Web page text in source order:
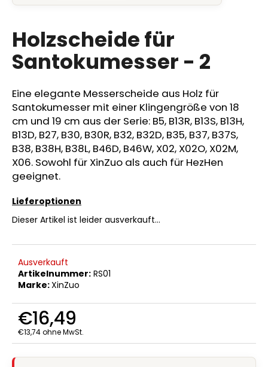
durchschnittliche
ist
0,0
von
5
Holzscheide für
Santokumesser - 2
Eine elegante Messerscheide aus Holz für
Santokumesser mit einer Klingengröße von 18
cm und 19 cm aus der Serie: B5, B13R, B13S, B13H,
B13D, B27, B30, B30R, B32, B32D, B35, B37, B37S,
B38, B38H, B38L, B46D, B46W, X02, X02O, X02M,
X06. Sowohl für XinZuo als auch für HezHen
geeignet.
Lieferoptionen
Dieser Artikel ist leider ausverkauft…
Ausverkauft
Artikelnummer: RS01
Marke:XinZuo
€16,49
€13,74 ohne MwSt.
Verkaufspreis:
SUCHEN
W
i
r
e
m
p
f
h
l
n